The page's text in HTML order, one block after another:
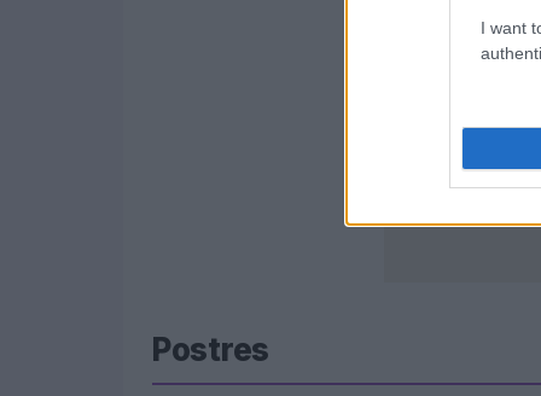
I want
Postres